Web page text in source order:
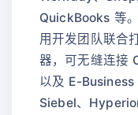
QuickBooks 等
用开发团队联合
器，可无缝连接
以及 E-Business
Siebel、